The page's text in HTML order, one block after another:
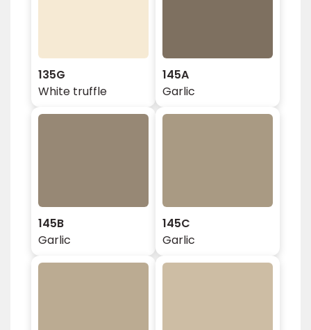
135G
White truffle
145A
Garlic
145B
Garlic
145C
Garlic